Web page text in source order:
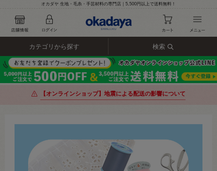
オカダヤ 生地・毛糸・手芸材料の専門店｜5,500円以上で送料無料！
カテゴリから探す 検索
【オンラインショップ】地震による配送の影響について